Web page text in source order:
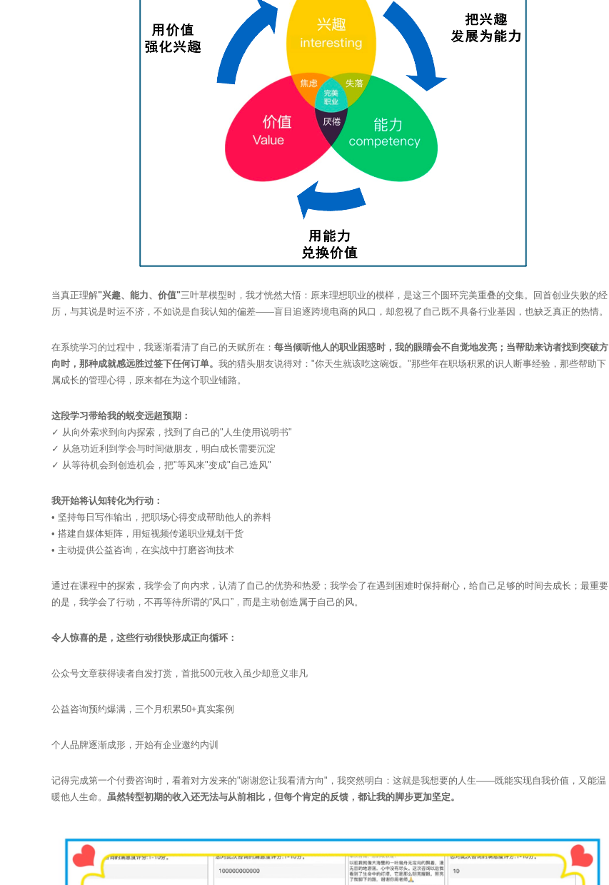
当真正理解"兴趣、能力、价值"三叶草模型时，我才恍然大悟：原来理想职业的模样，是这三个圆环完美重叠的交集。回首创业失败的经
历，与其说是时运不济，不如说是自我认知的偏差——盲目追逐跨境电商的风口，却忽视了自己既不具备行业基因，也缺乏真正的热情。
在系统学习的过程中，我逐渐看清了自己的天赋所在： 每当倾听他人的职业困惑时，我的眼睛会不自觉地发亮；当帮助来访者找到突破方
向时，那种成就感远胜过签下任何订单。 我的猎头朋友说得对："你天生就该吃这碗饭。"那些年在职场积累的识人断事经验，那些帮助下
属成长的管理心得，原来都在为这个职业铺路。
这段学习带给我的蜕变远超预期：
✓ 从向外索求到向内探索，找到了自己的"人生使用说明书"
✓ 从急功近利到学会与时间做朋友，明白成长需要沉淀
✓ 从等待机会到创造机会，把"等风来"变成"自己造风"
我开始将认知转化为行动：
• 坚持每日写作输出，把职场心得变成帮助他人的养料
• 搭建自媒体矩阵，用短视频传递职业规划干货
• 主动提供公益咨询，在实战中打磨咨询技术
通过在课程中的探索，我学会了向内求，认清了自己的优势和热爱；我学会了在遇到困难时保持耐心，给自己足够的时间去成长；最重要
的是，我学会了行动，不再等待所谓的“风口”，而是主动创造属于自己的风。
令人惊喜的是，这些行动很快形成正向循环：
公众号文章获得读者自发打赏，首批500元收入虽少却意义非凡
公益咨询预约爆满，三个月积累50+真实案例
个人品牌逐渐成形，开始有企业邀约内训
记得完成第一个付费咨询时，看着对方发来的"谢谢您让我看清方向"，我突然明白：这就是我想要的人生——既能实现自我价值，又能温
暖他人生命。 虽然转型初期的收入还无法与从前相比，但每个肯定的反馈，都让我的脚步更加坚定。